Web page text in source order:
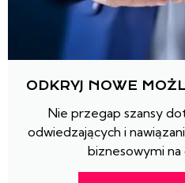
ODKRYJ NOWE
Nie przegap szansy
odwiedzających i
biznesowymi na